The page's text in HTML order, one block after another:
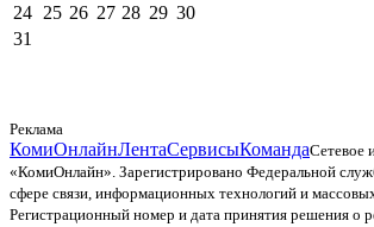
24 25 26 27 28 29 30
31
Реклама
КомиОнлайнЛентаСервисыКомандаСетевое
«КомиОнлайн». Зарегистрировано Федеральной
сфере связи, информационных технологий и
Регистрационный номер и дата принятия решения о